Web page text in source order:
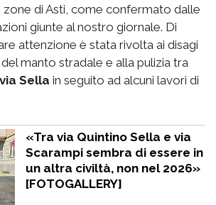
zone di Asti, come confermato dalle
giunte al nostro giornale. Di
attenzione è stata rivolta ai disagi
manto stradale e alla pulizia tra
Sella in seguito ad alcuni lavori di
«Tra via Quintino Sella e via
Scarampi sembra di essere in
un altra civiltà, non nel 2026»
[FOTOGALLERY]